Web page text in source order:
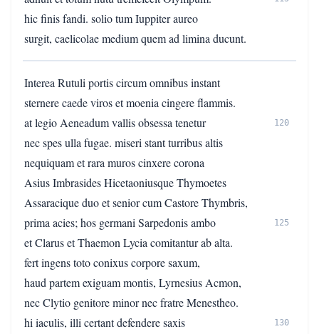
hic finis fandi. solio tum Iuppiter aureo
surgit, caelicolae medium quem ad limina ducunt.
Interea Rutuli portis circum omnibus instant
sternere caede viros et moenia cingere flammis.
at legio Aeneadum vallis obsessa tenetur
120
nec spes ulla fugae. miseri stant turribus altis
nequiquam et rara muros cinxere corona
Asius Imbrasides Hicetaoniusque Thymoetes
Assaracique duo et senior cum Castore Thymbris,
prima acies; hos germani Sarpedonis ambo
125
et Clarus et Thaemon Lycia comitantur ab alta.
fert ingens toto conixus corpore saxum,
haud partem exiguam montis, Lyrnesius Acmon,
nec Clytio genitore minor nec fratre Menestheo.
hi iaculis, illi certant defendere saxis
130